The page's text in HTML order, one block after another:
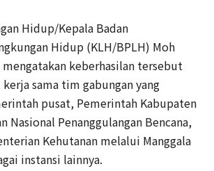
Hidup/Kepala Badan
Hidup (KLH/BPLH) Moh
keberhasilan tersebut
sama tim gabungan yang
pusat, Pemerintah Kabupaten
Nasional Penanggulangan Bencana,
Kehutanan melalui Manggala
instansi lainnya.